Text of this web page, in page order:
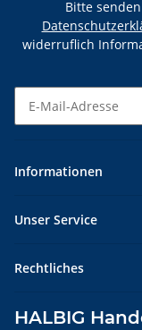
Bitte
widerruflich
Informationen
Unser Service
Rechtliches
HALBIG